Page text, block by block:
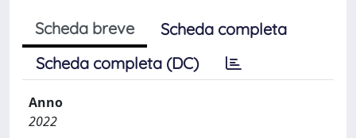
Scheda breve
Scheda completa
Scheda completa (DC)
Anno
2022